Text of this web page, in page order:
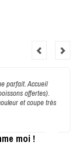
parfait. Accueil
offertes).
et coupe très
moi !